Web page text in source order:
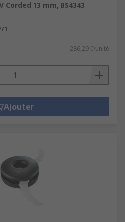
Corded 13 mm, BS4343
1
286,29 €/unité
Ajouter